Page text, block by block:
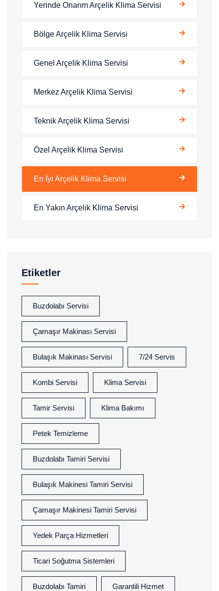
Yerinde Onarım Arçelik Klima Servisi
Bölge Arçelik Klima Servisi
Genel Arçelik Klima Servisi
Merkez Arçelik Klima Servisi
Teknik Arçelik Klima Servisi
Özel Arçelik Klima Servisi
En İyi Arçelik Klima Servisi
En Yakın Arçelik Klima Servisi
Etiketler
Buzdolabı Servisi
Çamaşır Makinası Servisi
Bulaşık Makinası Servisi 7/24 Servis
Kombi Servisi Klima Servisi
Tamir Servisi Klima Bakımı
Petek Temizleme
Buzdolabı Tamiri Servisi
Bulaşık Makinesi Tamiri Servisi
Çamaşır Makinesi Tamiri Servisi
Yedek Parça Hizmetleri
Ticari Soğutma Sistemleri
Buzdolabı Tamiri Garantili Hizmet